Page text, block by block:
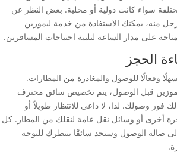
سواء كانت دولية أو محلية. بغض النظر عن
منه، يمكنك الاستفادة من خدمة ليموزين
على مدار الساعة لتلبية احتياجات المسافرين.
الحجز
وفعالًا للوصول والمغادرة من المطارات.
قبل الوصول، يتم تخصيص سائق محترف
فور وصولك. لذا، لا داعي للانتظار طويلاً أو
أخرى أو وسائل نقل عامة لنقلك من المطار. كل
صالة الوصول وستجد سائقًا ينتظرك للتوجه